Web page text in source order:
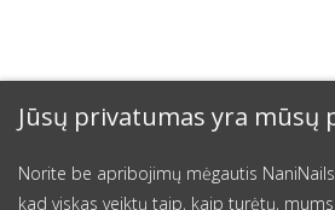
Jūsų privatumas yra mūsų
Norite be apribojimų mėgautis
kad viskas veiktų taip, kaip turėtų,